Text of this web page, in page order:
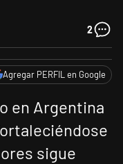
2
Agregar PERFIL en Google
en Argentina
sigue